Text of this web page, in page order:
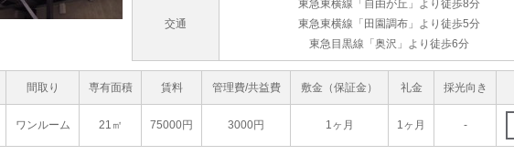
交通
東急東横線「自由が丘」より徒歩8分
東急東横線「田園調布」より徒歩5分
東急目黒線「奥沢」より徒歩6分
間取り 専有面積 賃料 管理費/共益費 敷金（保証金） 礼金 採光向き
ワンルーム 21㎡ 75000円 3000円 1ヶ月 1ヶ月 -